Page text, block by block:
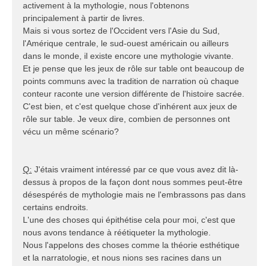
activement à la mythologie, nous l'obtenons
principalement à partir de livres.
Mais si vous sortez de l'Occident vers l'Asie du Sud,
l'Amérique centrale, le sud-ouest américain ou ailleurs
dans le monde, il existe encore une mythologie vivante.
Et je pense que les jeux de rôle sur table ont beaucoup de
points communs avec la tradition de narration où chaque
conteur raconte une version différente de l'histoire sacrée.
C'est bien, et c'est quelque chose d'inhérent aux jeux de
rôle sur table. Je veux dire, combien de personnes ont
vécu un même scénario?
Q: J'étais vraiment intéressé par ce que vous avez dit là-
dessus à propos de la façon dont nous sommes peut-être
désespérés de mythologie mais ne l'embrassons pas dans
certains endroits.
L'une des choses qui épithétise cela pour moi, c'est que
nous avons tendance à réétiqueter la mythologie.
Nous l'appelons des choses comme la théorie esthétique
et la narratologie, et nous nions ses racines dans un